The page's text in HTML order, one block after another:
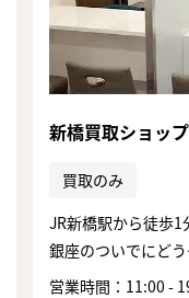
新橋買取ショップ
買取のみ
JR新橋駅から徒歩1
銀座のついでにどう
営業時間：11:00 -